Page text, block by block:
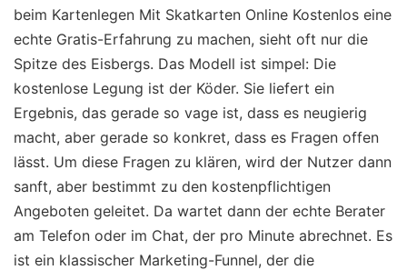
beim Kartenlegen Mit Skatkarten Online Kostenlos eine
echte Gratis-Erfahrung zu machen, sieht oft nur die
Spitze des Eisbergs. Das Modell ist simpel: Die
kostenlose Legung ist der Köder. Sie liefert ein
Ergebnis, das gerade so vage ist, dass es neugierig
macht, aber gerade so konkret, dass es Fragen offen
lässt. Um diese Fragen zu klären, wird der Nutzer dann
sanft, aber bestimmt zu den kostenpflichtigen
Angeboten geleitet. Da wartet dann der echte Berater
am Telefon oder im Chat, der pro Minute abrechnet. Es
ist ein klassischer Marketing-Funnel, der die